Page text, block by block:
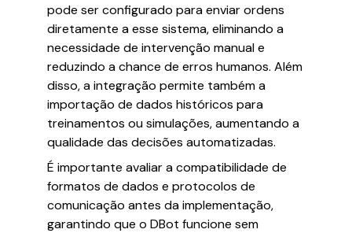
pode ser configurado para enviar ordens
diretamente a esse sistema, eliminando a
necessidade de intervenção manual e
reduzindo a chance de erros humanos. Além
disso, a integração permite também a
importação de dados históricos para
treinamentos ou simulações, aumentando a
qualidade das decisões automatizadas.
É importante avaliar a compatibilidade de
formatos de dados e protocolos de
comunicação antes da implementação,
garantindo que o DBot funcione sem